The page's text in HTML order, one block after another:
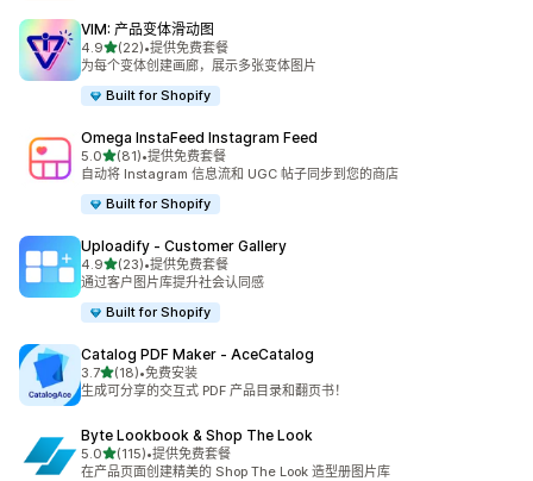
VIM: 产品变体滑动图
4.9星（满分 5 星）
(22)
总共 22 条评论
•提供免费套餐
为每个变体创建画廊，展示多张变体图片
Built for Shopify
Omega InstaFeed Instagram Feed
5.0星（满分 5 星）
(81)
总共 81 条评论
•提供免费套餐
自动将 Instagram 信息流和 UGC 帖子同步到您的商店
Built for Shopify
Uploadify ‑ Customer Gallery
4.9星（满分 5 星）
(23)
总共 23 条评论
•提供免费套餐
通过客户图片库提升社会认同感
Built for Shopify
Catalog PDF Maker ‑ AceCatalog
3.7星（满分 5 星）
(18)
总共 18 条评论
•免费安装
生成可分享的交互式 PDF 产品目录和翻页书！
Byte Lookbook & Shop The Look
5.0星（满分 5 星）
(115)
总共 115 条评论
•提供免费套餐
在产品页面创建精美的 Shop The Look 造型册图片库